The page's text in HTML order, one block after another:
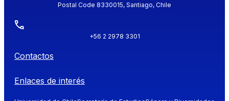
Postal Code 8330015, Santiago, Chile
+56 2 2978 3301
Contactos
Enlaces de interés